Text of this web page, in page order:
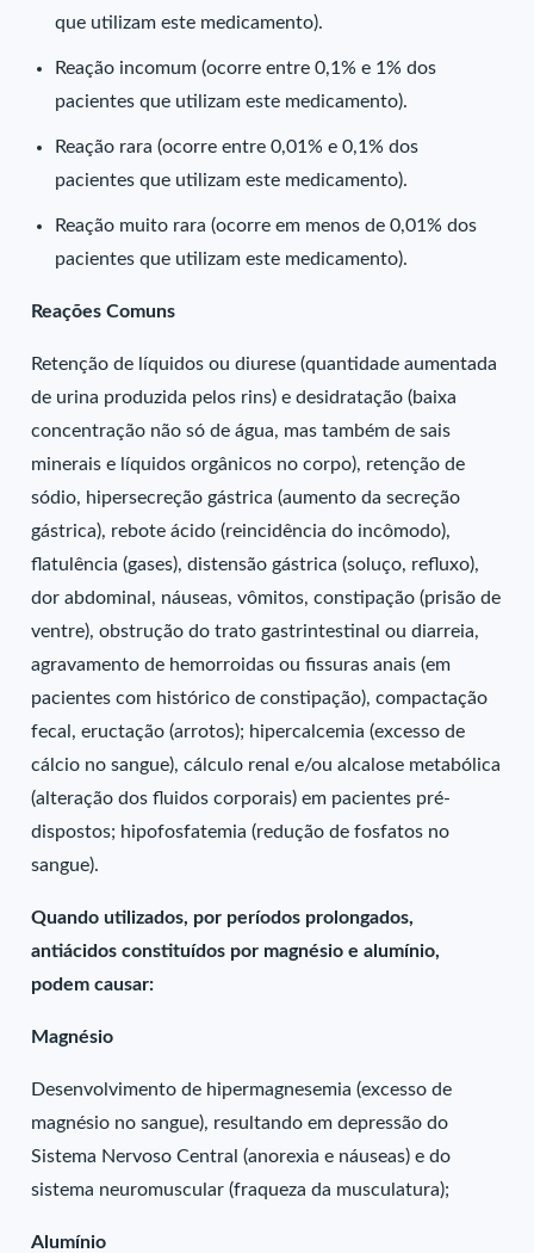
que utilizam este medicamento).
Reação incomum (ocorre entre 0,1% e 1% dos
pacientes que utilizam este medicamento).
Reação rara (ocorre entre 0,01% e 0,1% dos
pacientes que utilizam este medicamento).
Reação muito rara (ocorre em menos de 0,01% dos
pacientes que utilizam este medicamento).
Reações Comuns
Retenção de líquidos ou diurese (quantidade aumentada
de urina produzida pelos rins) e desidratação (baixa
concentração não só de água, mas também de sais
minerais e líquidos orgânicos no corpo), retenção de
sódio, hipersecreção gástrica (aumento da secreção
gástrica), rebote ácido (reincidência do incômodo),
flatulência (gases), distensão gástrica (soluço, refluxo),
dor abdominal, náuseas, vômitos, constipação (prisão de
ventre), obstrução do trato gastrintestinal ou diarreia,
agravamento de hemorroidas ou fissuras anais (em
pacientes com histórico de constipação), compactação
fecal, eructação (arrotos); hipercalcemia (excesso de
cálcio no sangue), cálculo renal e/ou alcalose metabólica
(alteração dos fluidos corporais) em pacientes pré-
dispostos; hipofosfatemia (redução de fosfatos no
sangue).
Quando utilizados, por períodos prolongados,
antiácidos constituídos por magnésio e alumínio,
podem causar:
Magnésio
Desenvolvimento de hipermagnesemia (excesso de
magnésio no sangue), resultando em depressão do
Sistema Nervoso Central (anorexia e náuseas) e do
sistema neuromuscular (fraqueza da musculatura);
Alumínio